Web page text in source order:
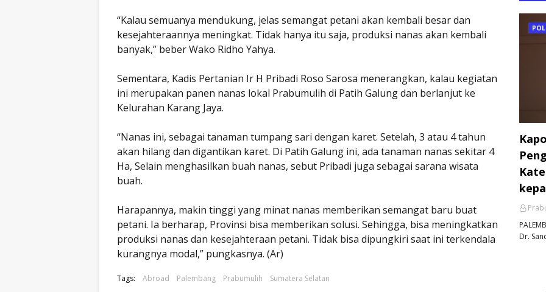
“Kalau semuanya mendukung, jelas semangat petani akan kembali besar dan
kesejahteraannya meningkat. Tidak hanya itu saja, produksi nanas akan kembali
banyak,” beber Wako Ridho Yahya.
Sementara, Kadis Pertanian Ir H Pribadi Roso Sarosa menerangkan, kalau kegiatan
ini merupakan panen nanas lokal Prabumulih di Patih Galung dan berlanjut ke
Kelurahan Karang Jaya.
“Nanas ini, sebagai tanaman tumpang sari dengan karet. Setelah, 3 atau 4 tahun
akan hilang dan digantikan karet. Di Patih Galung ini, ada tanaman nanas sekitar 4
Ha, Selain menghasilkan buah nanas, sebut Pribadi juga sebagai sarana wisata
buah.
Harapannya, makin tinggi yang minat nanas memberikan semangat baru buat
petani. Ia berharap, Provinsi bisa memberikan solusi. Sehingga, bisa meningkatkan
produksi nanas dan kesejahteraan petani. Tidak bisa dipungkiri saat ini terkendala
kurangnya modal,” pungkasnya. (Ar)
Tags: Abroad Palembang Prabumulih Sumatera Selatan
Dr.